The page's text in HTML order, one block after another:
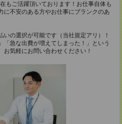
もご活躍頂いております！お仕事自体も
に不安のある方やお仕事にブランクのあ
の選択が可能です（当社規定アリ）！
「急な出費が増えてしまった！」という
気軽にお問い合わせください！